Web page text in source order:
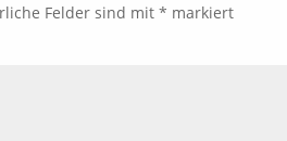
Felder sind mit * markiert